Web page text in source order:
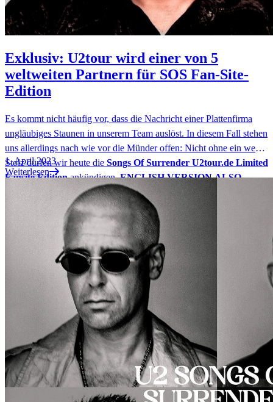
Exklusiv: U2tour wird einer von 5
weltweiten Partnern für SOS Fan-Site-
Edition
Es kommt nicht häufig vor, dass die Nachricht einer Plattenfirma
ungläubiges Staunen in unserem Team auslöst. In diesem Fall stehen
uns allerdings nach wie vor die Münder offen: Nicht ohne ein wenig
Stolz dürfen wir heute die Songs Of Surrender U2tour.de Limited
Fansite Editionankündigen.ENGLISH VERSION ALSO.
1. April 2023
Weiterlesen